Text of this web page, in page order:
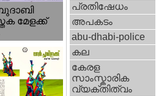
മേളക്ക്
പ്രതിഷേധം
അപകടം
abu-dhabi-police
കല
കേരള
സാംസ്കാരിക
വ്യക്തിത്വം